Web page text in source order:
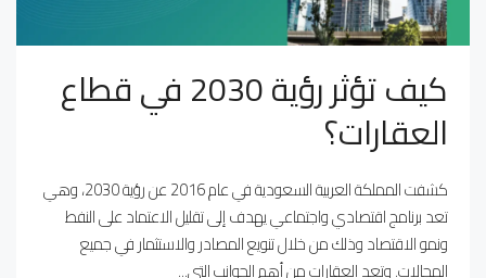
كيف تؤثر رؤية 2030 في قطاع
العقارات؟
كشفت المملكة العربية السعودية في عام 2016 عن رؤية 2030، وهي
تعد برنامج اقتصادي واجتماعي يهدف إلى تقليل الاعتماد على النفط
ونمو الاقتصاد وذلك من خلال تنويع المصادر والاستثمار في جميع
المجالات. وتعد العقارات من أهم الجوانب التي...